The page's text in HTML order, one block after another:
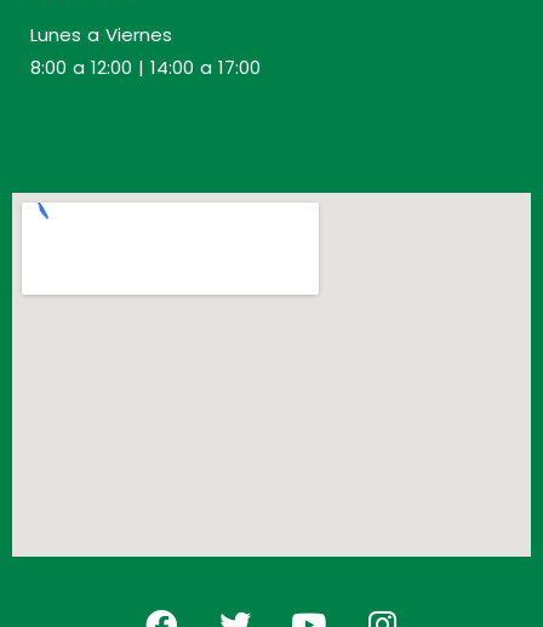
Lunes a Viernes
8:00 a 12:00 | 14:00 a 17:00